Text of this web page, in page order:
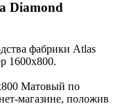
Diamond
фабрики Atlas
1600x800.
Матовый по
магазине, положив